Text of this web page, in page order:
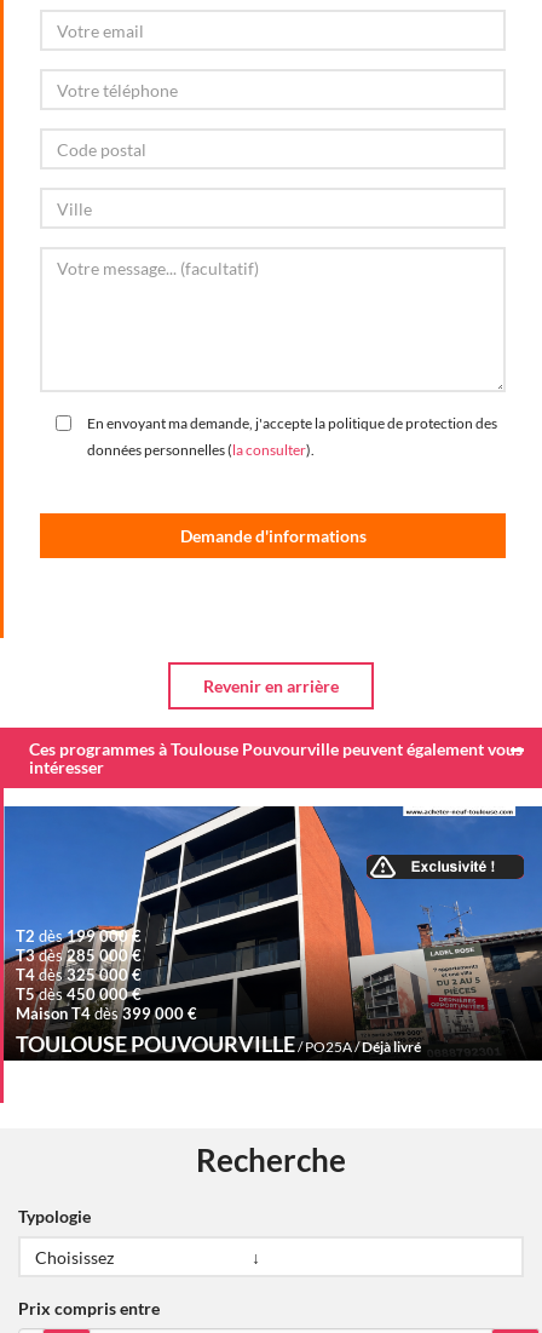
En envoyant ma demande, j'accepte la politique de protection des
données personnelles (la consulter).
Ces programmes à Toulouse Pouvourville peuvent également vous
intéresser
T2 dès199 000 €
T3dès285 000 €
T4dès325 000 €
T5dès450 000 €
Maison T4dès399 000 €
TOULOUSE POUVOURVILLE/ PO25A /Déjà livré
Recherche
Typologie
Prix compris entre